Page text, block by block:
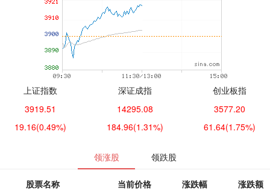
上证指数
3919.51
19.16(0.49%)
深证成指
14295.08
184.96(1.31%)
创业板指
3577.20
61.64(1.75%)
领涨股 领跌股
股票名称 当前价格 涨跌幅 涨跌额